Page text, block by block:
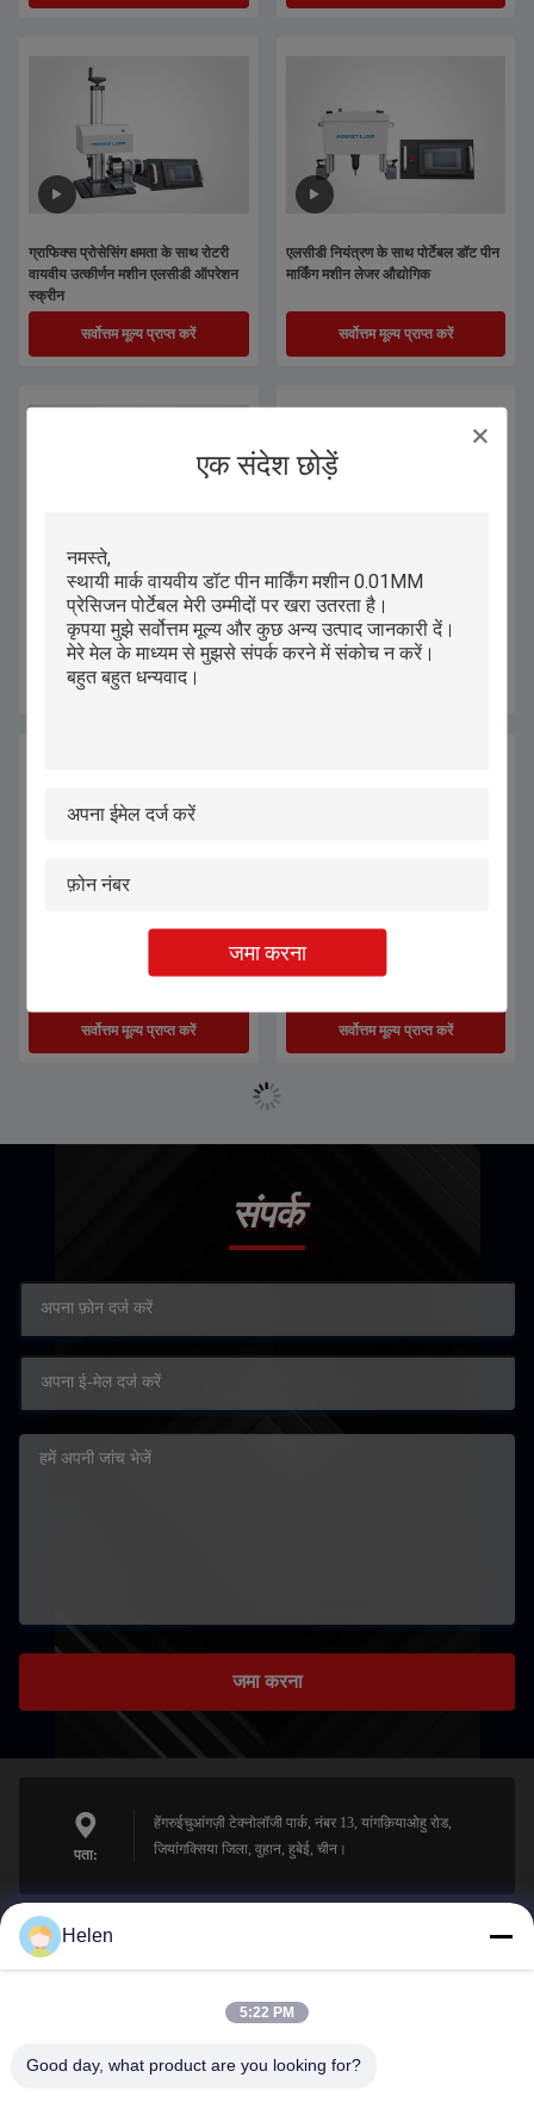
एक संदेश छोड़ें
जमा करना
ग्राफिक्स प्रोसेसिंग क्षमता के साथ रोटरी
वायवीय उत्कीर्णन मशीन एलसीडी ऑपरेशन
स्क्रीन
सर्वोत्तम मूल्य प्राप्त करें
एलसीडी नियंत्रण के साथ पोर्टेबल डॉट पीन
मार्किंग मशीन लेजर औद्योगिक
सर्वोत्तम मूल्य प्राप्त करें
धातु एल्यूमीनियम मिश्र धातुओं के लिए
डेस्कटॉप डॉट पीन नेमप्लेट फ्लैट मार्किंग
सर्वोत्तम मूल्य प्राप्त करें
डेस्कटॉप लिफ्टेबल इलेक्ट्रिक मेटल नेमप्लेट
मार्किंग मशीन
मार्किंग डॉट मैट्रिक्स एनग्रेवर
सर्वोत्तम मूल्य प्राप्त करें
300×200 मिमी डॉट पिन मार्किंग मशीन मल्टी
फॉर्मेट एल्यूमिनियम ब्रांड एचआरसी 92
सर्वोत्तम मूल्य प्राप्त करें
संपर्क
जमा करना
पता:
हेंगरुईचुआंगज़ी टेक्नोलॉजी पार्क, नंबर 13, यांगक़ियाओहु रोड,
जियांगक्सिया जिला, वुहान, हुबेई, चीन।
sales@perfectlaser.net
Helen
5:22 PM
Good day, what product are you looking for?